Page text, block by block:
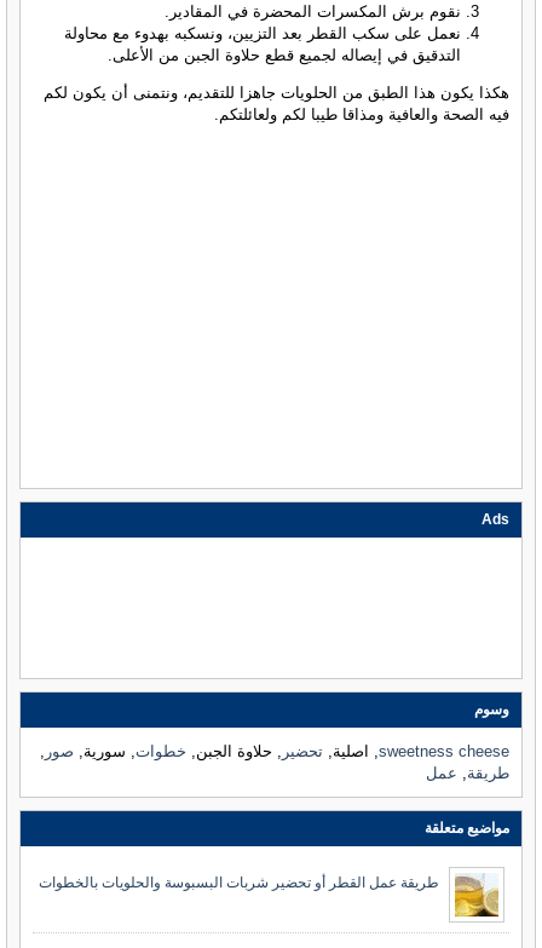
نقوم برش المكسرات المحضرة في المقادير.
نعمل على سكب القطر بعد التزيين، ونسكبه بهدوء مع محاولة
التدقيق في إيصاله لجميع قطع حلاوة الجبن من الأعلى.
هكذا يكون هذا الطبق من الحلويات جاهزا للتقديم، ونتمنى أن يكون لكم
فيه الصحة والعافية ومذاقا طيبا لكم ولعائلتكم.
Ads
وسوم
sweetness cheese , اصلية,تحضير , حلاوة الجبن, خطوات , سورية, صور
طريقة
عمل
مواضيع متعلقة
طريقة عمل القطر أو تحضير شربات البسبوسة والحلويات بالخطوات